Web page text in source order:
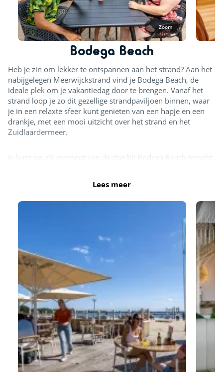
Zoom
Bodega Beach
Heb je zin om lekker te ontspannen aan het strand? Aan het
nabijgelegen Meerwijckstrand vind je Bodega Beach, de
ideale plek om je vakantiedag door te brengen. Vanaf het
strand loop je zo dit gezellige strandpaviljoen binnen, waar
je in een relaxte sfeer kunt genieten van een hapje en een
drankje, met een mooi uitzicht over het strand en het
Zuidlaardermeer.
Je kunt op elk moment van de dag bij Bodega Beach terecht:
onbeperkt tapas te eten voor een vaste prijs. Of in de
beachclub, waar je onder het genot van een cocktail en een
Of je nu op zoek bent naar ontspanning, lekker eten of
gewoon een mooie plek om bij te praten, bij Bodega Beach
is er voor iedereen een passend aanbod.
Lees meer